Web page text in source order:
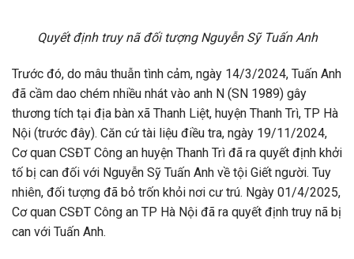
Quyết định truy nã đối tượng Nguyễn Sỹ Tuấn Anh
Trước đó, do mâu thuẫn tình cảm, ngày 14/3/2024, Tuấn Anh
đã cầm dao chém nhiều nhát vào anh N (SN 1989) gây
thương tích tại địa bàn xã Thanh Liệt, huyện Thanh Trì, TP Hà
Nội (trước đây). Căn cứ tài liệu điều tra, ngày 19/11/2024,
Cơ quan CSĐT Công an huyện Thanh Trì đã ra quyết định khởi
tố bị can đối với Nguyễn Sỹ Tuấn Anh về tội Giết người. Tuy
nhiên, đối tượng đã bỏ trốn khỏi nơi cư trú. Ngày 01/4/2025,
Cơ quan CSĐT Công an TP Hà Nội đã ra quyết định truy nã bị
can với Tuấn Anh.